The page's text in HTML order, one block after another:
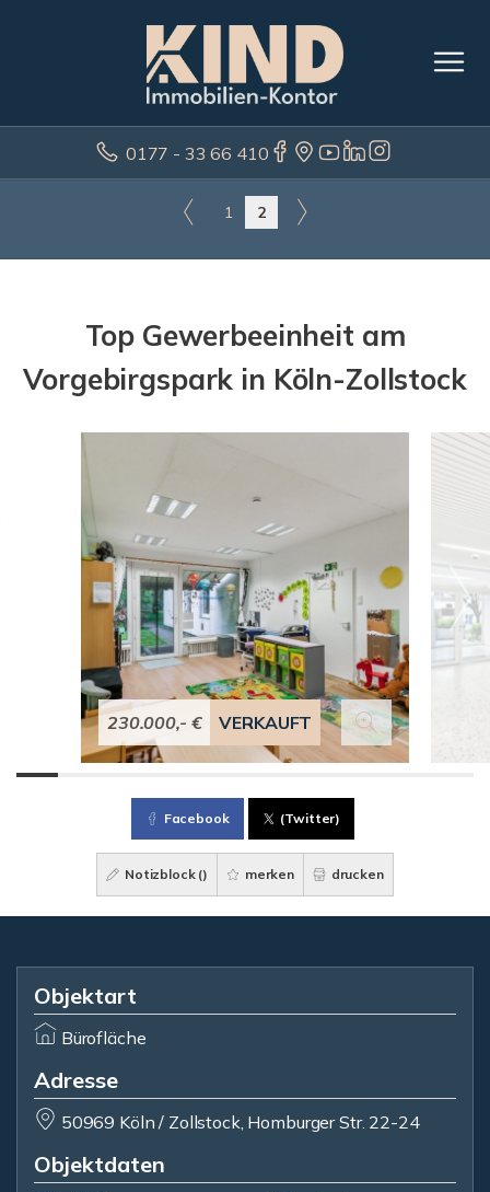
0177 - 33 66 410
1 2
Top Gewerbeeinheit am
Vorgebirgspark in Köln-Zollstock
230.000,- € VERKAUFT
Facebook (Twitter)
Notizblock () merken drucken
Objektart
Bürofläche
Adresse
50969 Köln / Zollstock, Homburger Str. 22-24
Objektdaten